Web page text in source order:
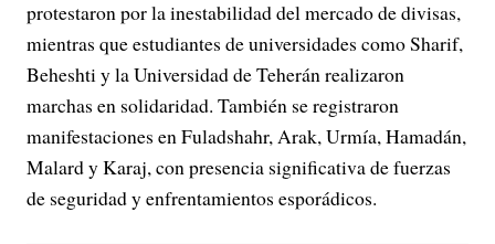
protestaron por la inestabilidad del mercado de divisas,
mientras que estudiantes de universidades como Sharif,
Beheshti y la Universidad de Teherán realizaron
marchas en solidaridad. También se registraron
manifestaciones en Fuladshahr, Arak, Urmía, Hamadán,
Malard y Karaj, con presencia significativa de fuerzas
de seguridad y enfrentamientos esporádicos.